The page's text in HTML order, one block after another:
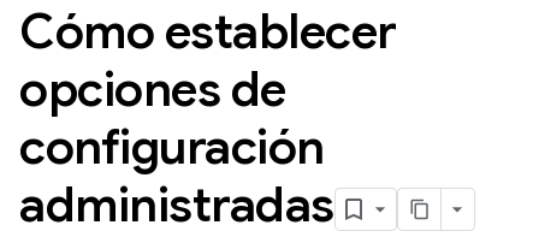
Cómo establecer
opciones de
configuración
administradas